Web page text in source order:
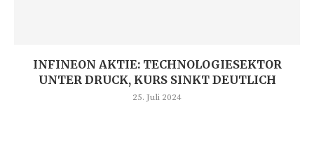
INFINEON AKTIE: TECHNOLOGIESEKTOR
UNTER DRUCK, KURS SINKT DEUTLICH
25. Juli 2024